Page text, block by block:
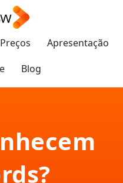
Apresentação
Blog